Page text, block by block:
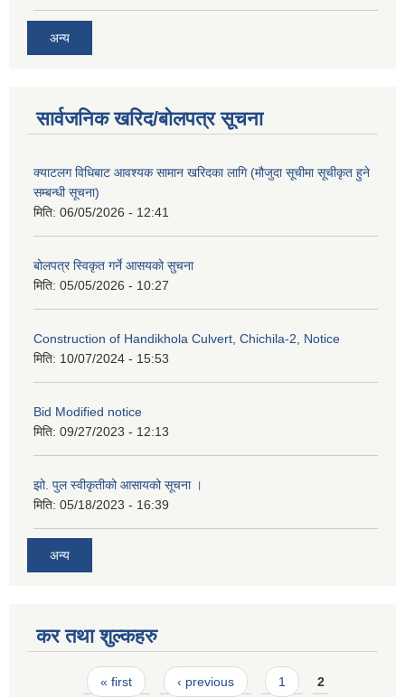
अन्य
सार्वजनिक खरिद/बोलपत्र सूचना
क्याटलग विधिबाट आवश्यक सामान खरिदका लागि (मौजुदा सूचीमा सूचीकृत हुने
सम्बन्धी सूचना)
मिति: 06/05/2026 - 12:41
बोलपत्र स्विकृत गर्ने आसयको सुचना
मिति: 05/05/2026 - 10:27
Construction of Handikhola Culvert, Chichila-2, Notice
मिति: 10/07/2024 - 15:53
Bid Modified notice
मिति: 09/27/2023 - 12:13
झो. पुल स्वीकृतीको आसायको सूचना ।
मिति: 05/18/2023 - 16:39
अन्य
कर तथा शुल्कहरु
Pages« first ‹ previous 1 2